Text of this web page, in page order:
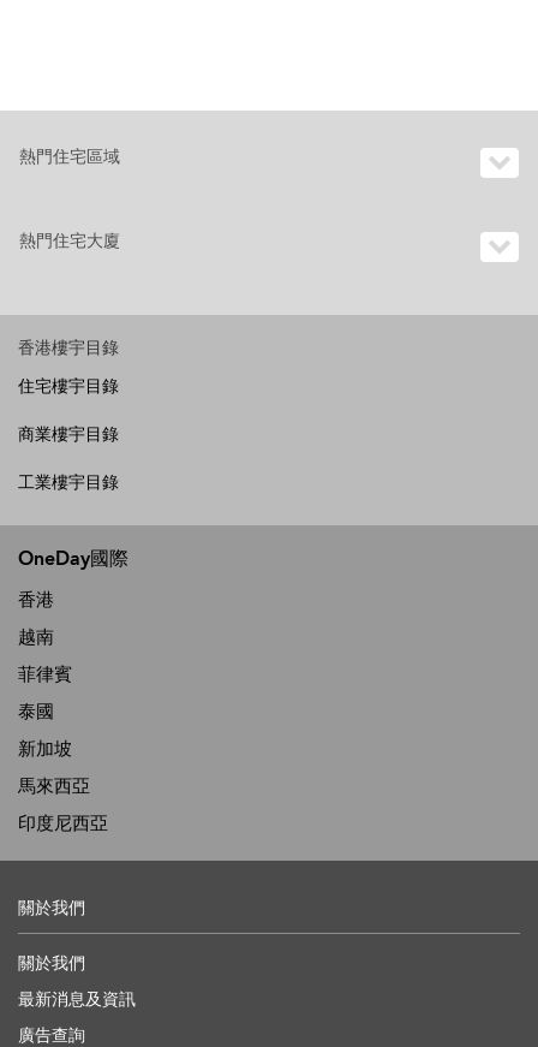
熱門住宅區域
熱門住宅大廈
香港樓宇目錄
住宅樓宇目錄
商業樓宇目錄
工業樓宇目錄
OneDay國際
香港
越南
菲律賓
泰國
新加坡
馬來西亞
印度尼西亞
關於我們
關於我們
最新消息及資訊
廣告查詢